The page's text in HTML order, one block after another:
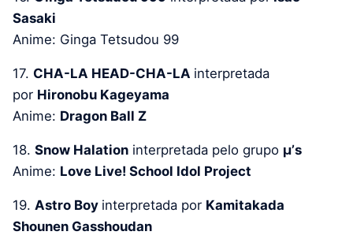
Sasaki
Anime: Ginga Tetsudou 99
17. CHA-LA HEAD-CHA-LA interpretada
por Hironobu Kageyama
Anime: Dragon Ball Z
18. Snow Halation interpretada pelo grupo μ’s
Anime: Love Live! School Idol Project
19. Astro Boy interpretada por Kamitakada
Shounen Gasshoudan